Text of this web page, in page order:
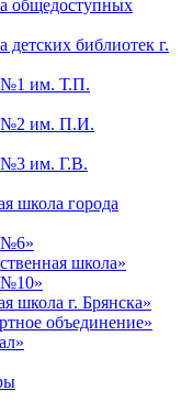
общедоступных
библиотек г.
№1 им. Т.П.
№2 им. П.И.
№3 им. Г.В.
школа города
№6»
школа»
№10»
школа г. Брянска»
объединение»